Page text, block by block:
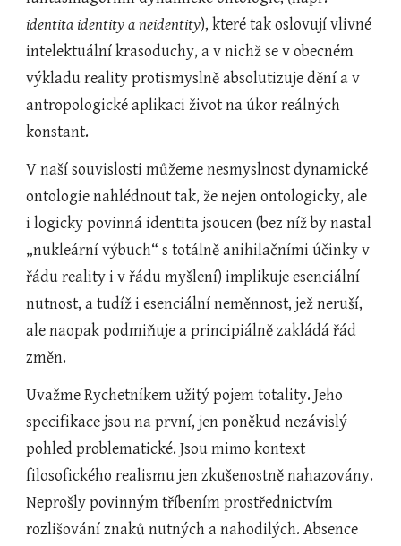
identita identity a neidentity), které tak oslovují vlivné
intelektuální krasoduchy, a v nichž se v obecném
výkladu reality protismyslně absolutizuje dění a v
antropologické aplikaci život na úkor reálných
konstant.
V naší souvislosti můžeme nesmyslnost dynamické
ontologie nahlédnout tak, že nejen ontologicky, ale
i logicky povinná identita jsoucen (bez níž by nastal
„nukleární výbuch“ s totálně anihilačními účinky v
řádu reality i v řádu myšlení) implikuje esenciální
nutnost, a tudíž i esenciální neměnnost, jež neruší,
ale naopak podmiňuje a principiálně zakládá řád
změn.
Uvažme Rychetníkem užitý pojem totality. Jeho
specifikace jsou na první, jen poněkud nezávislý
pohled problematické. Jsou mimo kontext
filosofického realismu jen zkušenostně nahazovány.
Neprošly povinným tříbením prostřednictvím
rozlišování znaků nutných a nahodilých. Absence